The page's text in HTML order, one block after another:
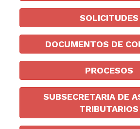
SOLICITUDES
DOCUMENTOS DE
PROCESOS
SUBSECRETARIA DE
TRIBUTARIOS